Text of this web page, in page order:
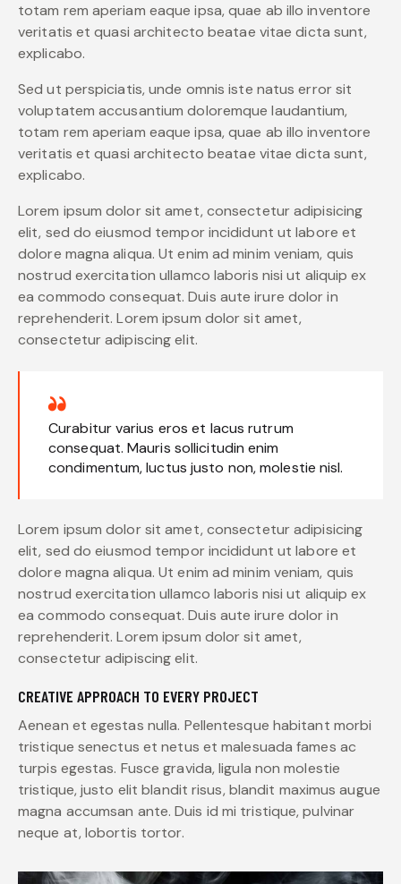
totam rem aperiam eaque ipsa, quae ab illo inventore
veritatis et quasi architecto beatae vitae dicta sunt,
explicabo.
Sed ut perspiciatis, unde omnis iste natus error sit
voluptatem accusantium doloremque laudantium,
totam rem aperiam eaque ipsa, quae ab illo inventore
veritatis et quasi architecto beatae vitae dicta sunt,
explicabo.
Lorem ipsum dolor sit amet, consectetur adipisicing
elit, sed do eiusmod tempor incididunt ut labore et
dolore magna aliqua. Ut enim ad minim veniam, quis
nostrud exercitation ullamco laboris nisi ut aliquip ex
ea commodo consequat. Duis aute irure dolor in
reprehenderit. Lorem ipsum dolor sit amet,
consectetur adipiscing elit.
Curabitur varius eros et lacus rutrum
consequat. Mauris sollicitudin enim
condimentum, luctus justo non, molestie nisl.
Lorem ipsum dolor sit amet, consectetur adipisicing
elit, sed do eiusmod tempor incididunt ut labore et
dolore magna aliqua. Ut enim ad minim veniam, quis
nostrud exercitation ullamco laboris nisi ut aliquip ex
ea commodo consequat. Duis aute irure dolor in
reprehenderit. Lorem ipsum dolor sit amet,
consectetur adipiscing elit.
CREATIVE APPROACH TO EVERY PROJECT
Aenean et egestas nulla. Pellentesque habitant morbi
tristique senectus et netus et malesuada fames ac
turpis egestas. Fusce gravida, ligula non molestie
tristique, justo elit blandit risus, blandit maximus augue
magna accumsan ante. Duis id mi tristique, pulvinar
neque at, lobortis tortor.